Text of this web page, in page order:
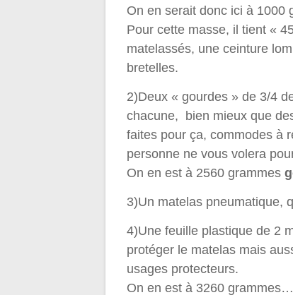
On en serait donc ici à 1000
Pour cette masse, il tient «
matelassés, une ceinture
bretelles.
2)Deux « gourdes » de 3/4
chacune, bien mieux que
faites pour ça, commodes à
personne ne vous volera
On en est à 2560 grammes
3)Un matelas pneumatique,
4)Une feuille plastique de 2
protéger le matelas mais
usages protecteurs.
On en est à 3260 grammes…